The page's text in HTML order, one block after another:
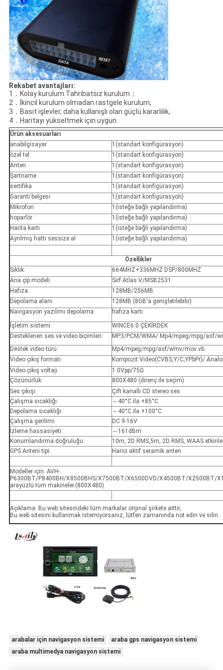
Rekabet avantajları:
1．Kolay kurulum.Tahribatsız kurulum；
2．İkincil kurulum olmadan rastgele kurulum;
3．Basit işlevler, daha kullanışlı olan güçlü kararlılık,
4．Haritayı yükseltmek için uygun.
Ürün aksesuarları
anabilgisayar
1(standart konfigürasyon)
özel tel
1(standart konfigürasyon)
Anten
1(standart konfigürasyon)
Şartname
1(standart konfigürasyon)
sertifika
1(standart konfigürasyon)
Garanti belgesi
1(standart konfigürasyon)
Mikrofon
1(isteğe bağlı yapılandırma)
hoparlör
1(isteğe bağlı yapılandırma)
Harita kartı
1(isteğe bağlı yapılandırma)
Ayrılmış hattı sessize al
1(isteğe bağlı yapılandırma)
Özellikler
Sıklık:
664MHZ+336MHZ DSP/800MHZ
Ana çip modeli:
Sirf Atlas V/MSB2531
Hafıza:
128MB/256MB
Depolama alanı:
128MB (8GB'a genişletilebilir)
Navigasyon yazılımı depolama:
hafıza kartı
İşletim sistemi:
WINCE6.0 ÇEKİRDEK
Desteklenen ses ve video biçimleri:
MP3/PCM/WMA/ Mp4/mpeg/mpg/asf/
Destek video türü:
Mp4/mpeg/mpg/asf/wmv/mov vb.
Video çıkış formatı:
Kompozit Video(CVBS,Y/C,YPbPr)/
Video çıkış voltajı:
1.0Vpp/75Ω
Çözünürlük:
800X480 (direnç ile seçim)
Ses çıkışı:
Çift kanallı CD stereo ses
Çalışma sıcaklığı:
～40°C ila +85°C
Depolama sıcaklığı:
～40°C ila +100°C
Çalışma gerilimi:
DC 9-16V
İzleme hassasiyeti:
～161dBm
Konumlandırma doğruluğu:
10m, 2D RMS,5m, 2D RMS, WAAS
GPS Anteni tipi:
Harici aktif seramik anten
Modeller için: AVH‐
P6300BT/P8400BH/X8500BHS/X7500BT/X6500DVD/X4500BT/X2500BT/
arayüzlü tüm makineler.(800X480)
Açıklama: Bu web sitesindeki tüm markalar orijinal şirkete aittir,
Bu web sitesini kullanmak istemiyorsanız, lütfen zamanında not edin ve silin.
arabalar için navigasyon sistemi
araba gps navigasyon sistemi
araba multimedya navigasyon sistemi